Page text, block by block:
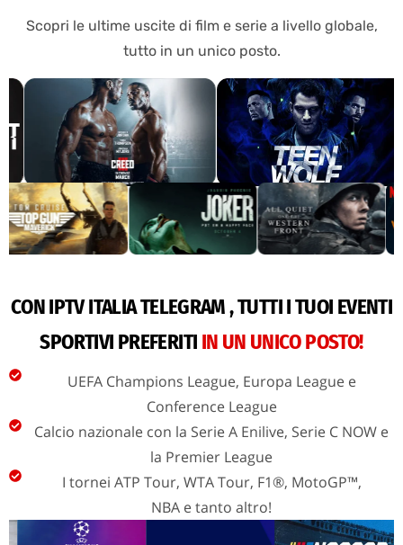
Scopri le ultime uscite di film e serie a livello globale,
tutto in un unico posto.
CON IPTV ITALIA TELEGRAM , TUTTI I TUOI EVENTI
SPORTIVI PREFERITI IN UN UNICO POSTO!
UEFA Champions League, Europa League e
Conference League
Calcio nazionale con la Serie A Enilive, Serie C NOW e
la Premier League
I tornei ATP Tour, WTA Tour, F1®, MotoGP™,
NBA e tanto altro!